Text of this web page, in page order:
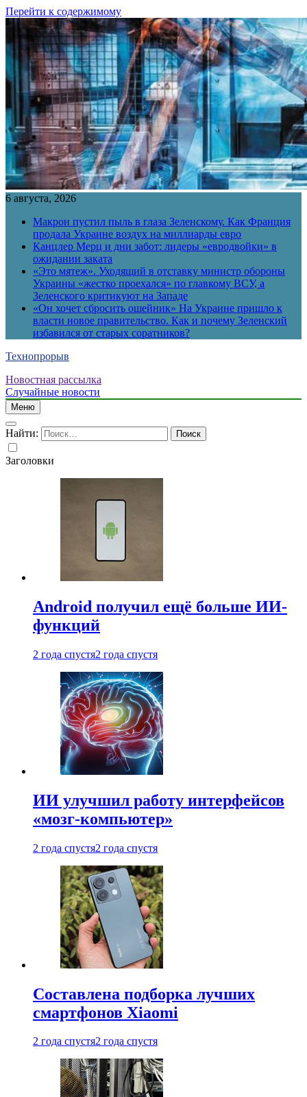
Перейти к содержимому
6 августа, 2026
Макрон пустил пыль в глаза Зеленскому. Как Франция
продала Украине воздух на миллиарды евро
Канцлер Мерц и дни забот: лидеры «евродвойки» в
ожидании заката
«Это мятеж». Уходящий в отставку министр обороны
Украины «жестко проехался» по главкому ВСУ, а
Зеленского критикуют на Западе
«Он хочет сбросить ошейник» На Украине пришло к
власти новое правительство. Как и почему Зеленский
избавился от старых соратников?
Технопрорыв
Новостная рассылка
Случайные новости
Меню
Найти:
Заголовки
Android получил ещё больше ИИ-
функций
2 года спустя2 года спустя
ИИ улучшил работу интерфейсов
«мозг-компьютер»
2 года спустя2 года спустя
Составлена подборка лучших
смартфонов Xiaomi
2 года спустя2 года спустя